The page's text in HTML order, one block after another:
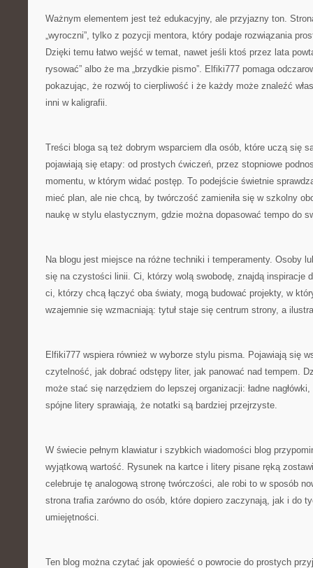
Ważnym elementem jest też edukacyjny, ale przyjazny ton.
„wyroczni”, tylko z pozycji mentora, który podaje rozwiązania
Dzięki temu łatwo wejść w temat, nawet jeśli ktoś przez lata
rysować” albo że ma „brzydkie pismo”. Elfiki777 pomaga
pokazując, że rozwój to cierpliwość i że każdy może znaleźć
inni w kaligrafii.
Treści bloga są też dobrym wsparciem dla osób, które uczą się
pojawiają się etapy: od prostych ćwiczeń, przez stopniowe
momentu, w którym widać postęp. To podejście świetnie
mieć plan, ale nie chcą, by twórczość zamieniła się w szkolny
naukę w stylu elastycznym, gdzie można dopasować tempo do
Na blogu jest miejsce na różne techniki i temperamenty. Osoby
się na czystości linii. Ci, którzy wolą swobodę, znajdą inspiracje
ci, którzy chcą łączyć oba światy, mogą budować projekty, w
wzajemnie się wzmacniają: tytuł staje się centrum strony, a
Elfiki777 wspiera również w wyborze stylu pisma. Pojawiają się
czytelność, jak dobrać odstępy liter, jak panować nad tempem.
może stać się narzędziem do lepszej organizacji: ładne
spójne litery sprawiają, że notatki są bardziej przejrzyste.
W świecie pełnym klawiatur i szybkich wiadomości blog
wyjątkową wartość. Rysunek na kartce i litery pisane ręką
celebruje tę analogową stronę twórczości, ale robi to w sposób
strona trafia zarówno do osób, które dopiero zaczynają, jak i do
umiejętności.
Ten blog można czytać jak opowieść o powrocie do prostych